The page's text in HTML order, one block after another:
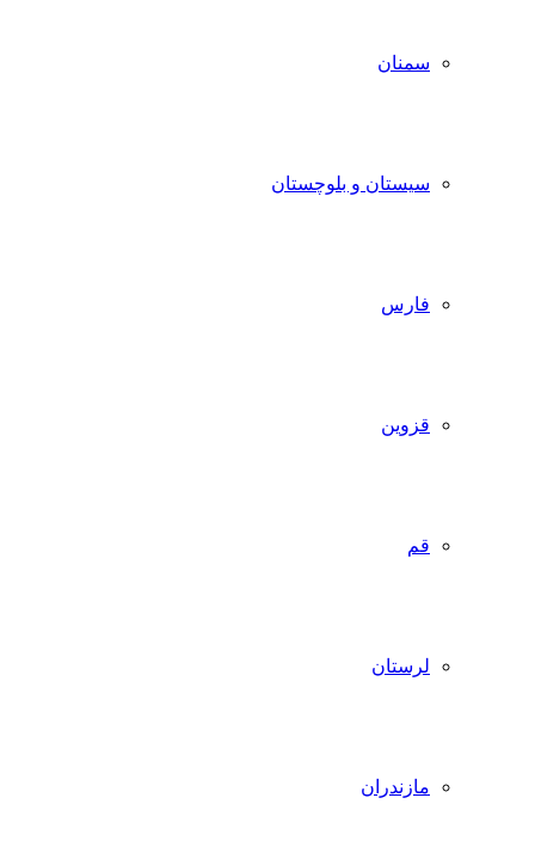
سمنان
سیستان و بلوچستان
فارس
قزوین
قم
لرستان
مازندران